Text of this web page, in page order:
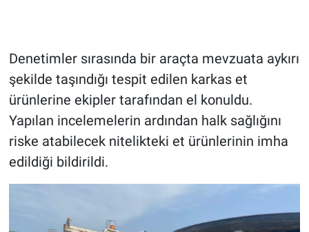
Denetimler sırasında bir araçta mevzuata aykırı
şekilde taşındığı tespit edilen karkas et
ürünlerine ekipler tarafından el konuldu.
Yapılan incelemelerin ardından halk sağlığını
riske atabilecek nitelikteki et ürünlerinin imha
edildiği bildirildi.